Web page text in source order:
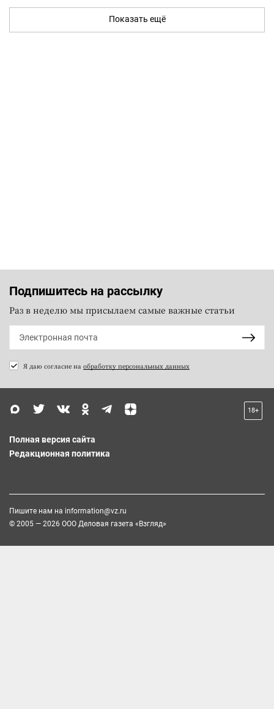
Показать ещё
Подпишитесь на рассылку
Раз в неделю мы присылаем самые важные статьи
Я даю согласие на обработку персональных данных
18+
Полная версия сайта
Редакционная политика
Пишите нам на information@vz.ru
© 2005 — 2026 ООО Деловая газета «Взгляд»